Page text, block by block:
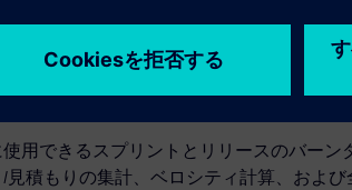
なライブレポート
用できるスプリントとリリースのバー
/見積もりの集計、ベロシティ計算、およ